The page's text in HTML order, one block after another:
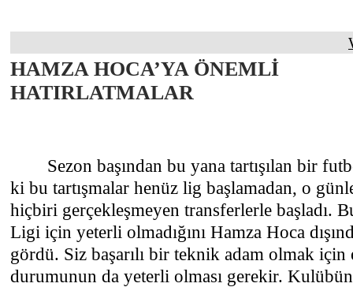
HAMZA HOCA’YA ÖNEMLİ
HATIRLATMALAR
Sezon başından bu yana tartışılan bir
ki bu tartışmalar henüz lig başlamadan, o
hiçbiri gerçekleşmeyen transferlerle başladı.
Ligi için yeterli olmadığını Hamza Hoca
gördü. Siz başarılı bir teknik adam olmak
durumunun da yeterli olması gerekir. Kulübün